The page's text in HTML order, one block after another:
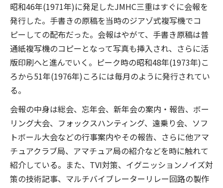
昭和46年(1971年)に発足したJMHC三重はすぐに会報を
発行した。手書きの原稿を当時のジアゾ式複写機でコ
ピーしての配布だった。会報はやがて、手書き原稿は普
通紙複写機のコピーとなって写真も挿入され、さらに活
版印刷へと進んでいく。ピーク時の昭和48年(1973年)こ
ろから51年(1976年)ころには毎月のように発行されてい
る。
会報の中身は総会、忘年会、新年会の案内・報告、ボー
リング大会、フォックスハンティング、遠乗り会、ソフ
トボール大会などの行事案内やその報告、さらに他アマ
チュアクラブ局、アマチュア局の紹介などを時に触れて
紹介している。また、TVI対策、イグニッションノイズ対
策の技術記事、マルチバイブレーターリレー回路の製作